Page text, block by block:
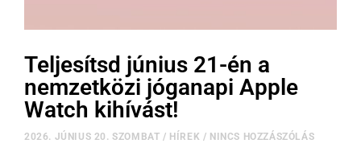
Teljesítsd június 21-én a
nemzetközi jóganapi Apple
Watch kihívást!
2026. JÚNIUS 20. SZOMBAT / HÍREK / NINCS HOZZÁSZÓLÁS